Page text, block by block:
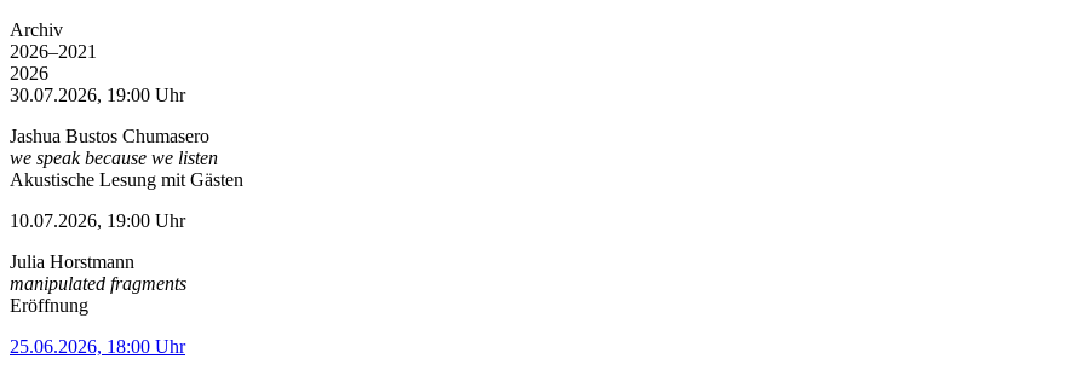
Archiv
2026–2021
2026
30.07.2026, 19:00 Uhr
Jashua Bustos Chumasero
we speak because we listen
Akustische Lesung mit Gästen
10.07.2026, 19:00 Uhr
Julia Horstmann
manipulated fragments
Eröffnung
25.06.2026, 18:00 Uhr